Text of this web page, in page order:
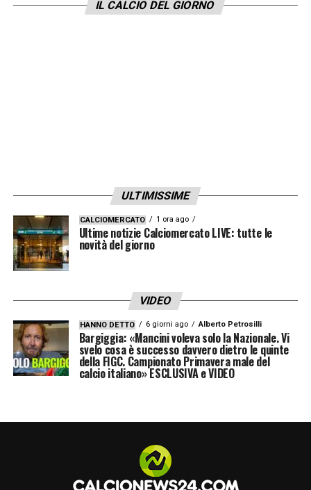
IL CALCIO DEL GIORNO
ULTIMISSIME
CALCIOMERCATO 1 ora ago
Ultime notizie Calciomercato LIVE: tutte le
novità del giorno
VIDEO
HANNO DETTO 6 giorni ago Alberto Petrosilli
Bargiggia: «Mancini voleva solo la Nazionale. Vi
svelo cosa è successo davvero dietro le quinte
della FIGC. Campionato Primavera male del
calcio italiano» ESCLUSIVA e VIDEO